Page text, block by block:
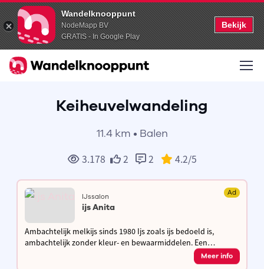
Wandelknooppunt
NodeMapp BV
GRATIS - In Google Play
Bekijk
Keiheuvelwandeling
11.4 km • Balen
3.178 2 2 4.2/5
IJssalon Ad
ijs Anita
Ambachtelijk melkijs sinds 1980 Ijs zoals ijs bedoeld is,
ambachtelijk zonder kleur- en bewaarmiddelen. Een
authentiek product van ambacht en traditie met passie voor
Meer info